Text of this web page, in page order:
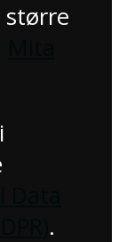
større
.